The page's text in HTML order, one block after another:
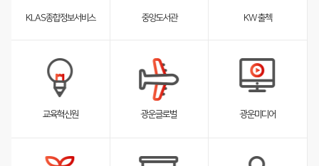
KLAS종합정보서비스 중앙도서관 KW 출첵
브
스
트
침
교육혁신원
브
리
스
트
침
광운글로벌
브
리
스
트
침
광운미디어
브